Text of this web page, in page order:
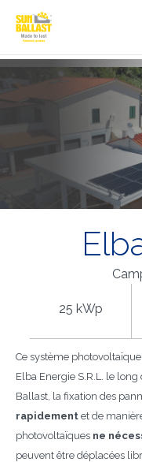
25 kWp
Ce système
Elba Energie S.R.L. le long
Ballast, la fixation des
rapidement et de
photovoltaïques ne
peuvent être déplacées